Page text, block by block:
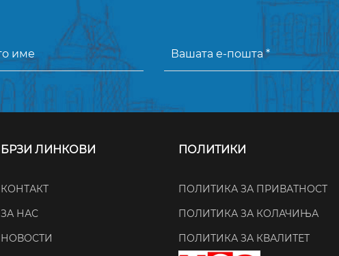
БРЗИ ЛИНКОВИ
КОНТАКТ
ЗА НАС
НОВОСТИ
ПОЛИТИКИ
ПОЛИТИКА ЗА ПРИВАТНОСТ
ПОЛИТИКА ЗА КОЛАЧИЊА
ПОЛИТИКА ЗА КВАЛИТЕТ